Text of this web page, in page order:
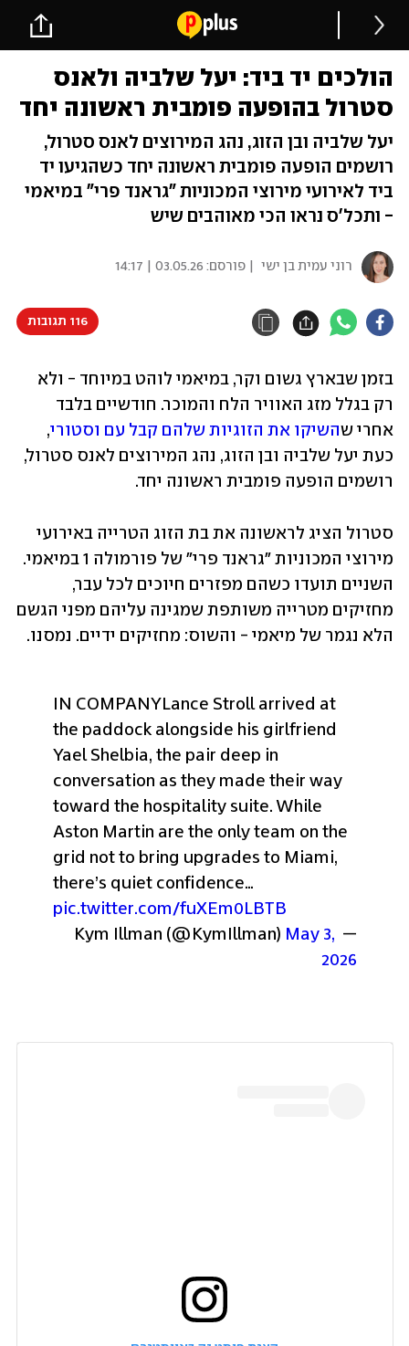
הולכים יד ביד: יעל שלביה ולאנס
סטרול בהופעה פומבית ראשונה יחד
יעל שלביה ובן הזוג, נהג המירוצים לאנס סטרול,
רושמים הופעה פומבית ראשונה יחד כשהגיעו יד
ביד לאירועי מירוצי המכוניות "גראנד פרי" במיאמי
- ותכל'ס נראו הכי מאוהבים שיש
רוני עמית בן ישי | פורסם: 03.05.26 | 14:17
116 תגובות
אחרי ש השיקו את הזוגיות שלהם קבל עם וסטורי
רושמים הופעה פומבית ראשונה יחד.
הלא נגמר של מיאמי - והשוס: מחזיקים ידיים. נמסנו.
IN COMPANY Lance Stroll arrived at
the paddock alongside his girlfriend
Yael Shelbia, the pair deep in
conversation as they made their way
toward the hospitality suite. While
Aston Martin are the only team on the
grid not to bring upgrades to Miami,
pic.twitter.com/fuXEm0LBTB
— Kym Illman (@KymIllman)
May 3,
2026